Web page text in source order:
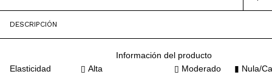
DESCRIPCIÓN
Información del producto
Elasticidad
▯ Alta ▯ Moderado ▮ Nula/